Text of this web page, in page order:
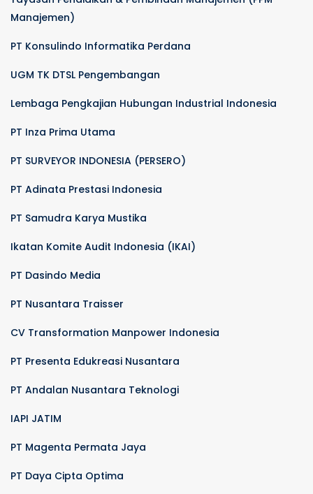
Manajemen)
PT Konsulindo Informatika Perdana
UGM TK DTSL Pengembangan
Lembaga Pengkajian Hubungan Industrial Indonesia
PT Inza Prima Utama
PT SURVEYOR INDONESIA (PERSERO)
PT Adinata Prestasi Indonesia
PT Samudra Karya Mustika
Ikatan Komite Audit Indonesia (IKAI)
PT Dasindo Media
PT Nusantara Traisser
CV Transformation Manpower Indonesia
PT Presenta Edukreasi Nusantara
PT Andalan Nusantara Teknologi
IAPI JATIM
PT Magenta Permata Jaya
PT Daya Cipta Optima